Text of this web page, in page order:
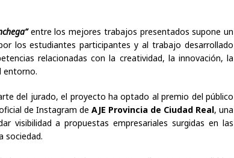
entre los mejores trabajos presentados supone un
los estudiantes participantes y al trabajo desarrollado
relacionadas con la creatividad, la innovación, la
entorno.
del jurado, el proyecto ha optado al premio del público
de Instagram de AJE Provincia de Ciudad Real, una
visibilidad a propuestas empresariales surgidas en las
sociedad.